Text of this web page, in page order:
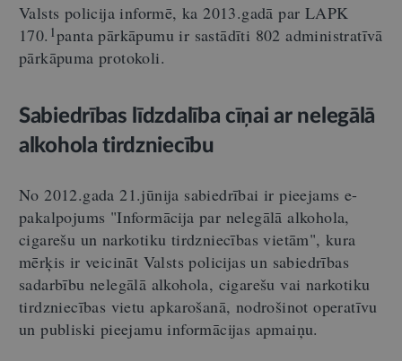
Valsts policija informē, ka 2013.gadā par LAPK
170. 1panta pārkāpumu ir sastādīti 802 administratīvā
pārkāpuma protokoli.
Sabiedrības līdzdalība cīņai ar nelegālā
alkohola tirdzniecību
No 2012.gada 21.jūnija sabiedrībai ir pieejams e-
pakalpojums "Informācija par nelegālā alkohola,
cigarešu un narkotiku tirdzniecības vietām", kura
mērķis ir veicināt Valsts policijas un sabiedrības
sadarbību nelegālā alkohola, cigarešu vai narkotiku
tirdzniecības vietu apkarošanā, nodrošinot operatīvu
un publiski pieejamu informācijas apmaiņu.